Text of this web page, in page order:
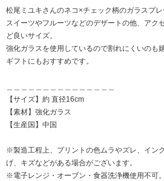
松尾ミユキさんのネコ×チェック柄のガラスプレ
スイーツやフルーツなどのデザートの他、アク
ど良いサイズ。
強化ガラスを使用しているので割れにくいのも
ギフトにもおすすめです。
【サイズ】約 直径16cm
【素材】強化ガラス
【生産国】中国
※製造工程上、プリントの色ムラやズレ、イン
げ、キズなどがある場合がございます。
※電子レンジ・オーブン・食器洗浄機使用不可。